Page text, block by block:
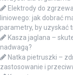
Elektrody do
liniowego: jak dobrać
parametry, by uzyskać
Kasza jaglana –
nadwagą?
Natka pietruszki –
zastosowanie i